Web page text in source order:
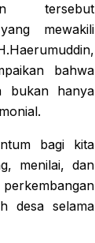
tersebut
mewakili
bahwa
bukan hanya
bagi kita
menilai, dan
desa selama